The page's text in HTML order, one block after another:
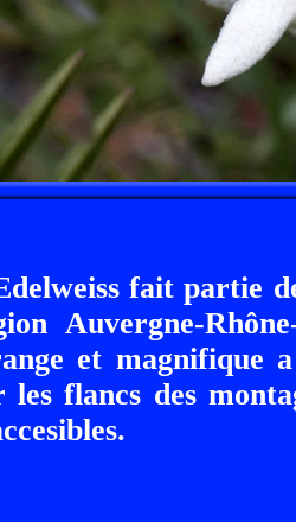
fait partie
Auvergne-
et magnifique
les flancs des